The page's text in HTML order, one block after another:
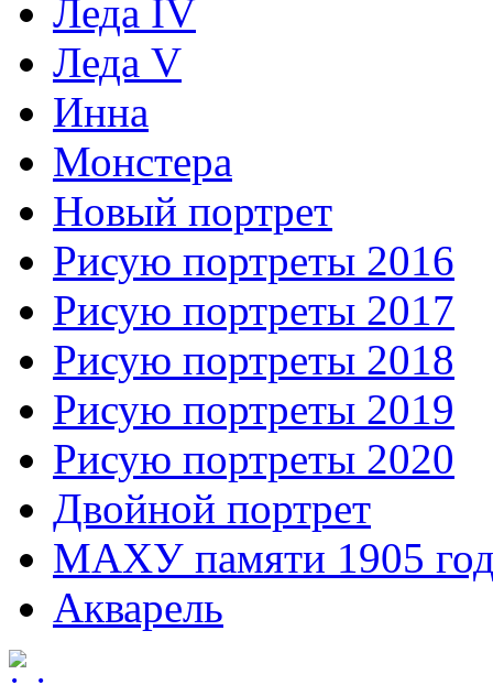
Леда IV
Леда V
Инна
Монстера
Новый портрет
Рисую портреты 2016
Рисую портреты 2017
Рисую портреты 2018
Рисую портреты 2019
Рисую портреты 2020
Двойной портрет
МАХУ памяти 1905
Акварель